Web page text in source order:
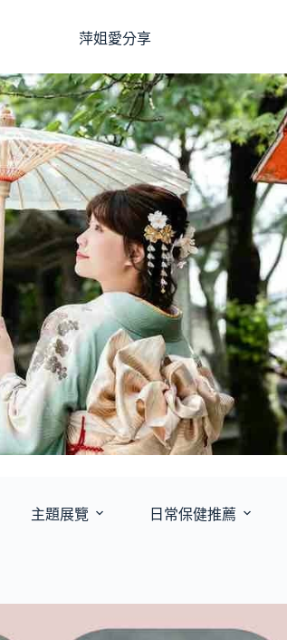
萍姐愛分享
主題展覽 日常保健推薦